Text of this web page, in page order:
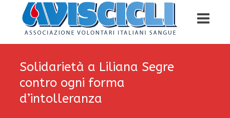
Solidarietà a Liliana Segre
contro ogni forma
d’intolleranza